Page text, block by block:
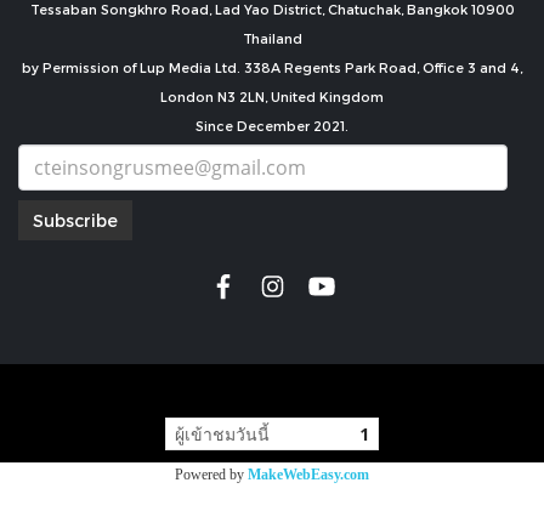
Tessaban Songkhro Road, Lad Yao District, Chatuchak, Bangkok 10900
Thailand
by Permission of Lup Media Ltd. 338A Regents Park Road, Office 3 and 4,
London N3 2LN, United Kingdom
Since December 2021.
Subscribe
ผู้เข้าชมวันนี้
1
Powered by MakeWebEasy.com